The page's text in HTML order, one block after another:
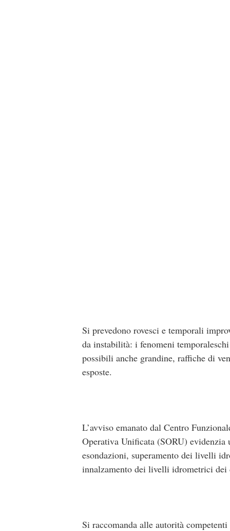
Si prevedono rovesci e temporali
da instabilità: i fenomeni
possibili anche grandine, raffiche di
esposte.
L’avviso emanato dal Centro
Operativa Unificata (SORU)
esondazioni, superamento dei livelli
innalzamento dei livelli idrometrici dei
Si raccomanda alle autorità